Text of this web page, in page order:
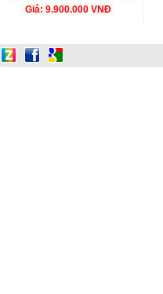
Giá: 9.900.000 VNĐ